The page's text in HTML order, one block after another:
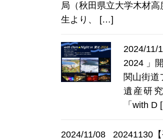
局（秋田県立大学木材
生より、 […]
2024/11/
2024 」
関山街道
遺産研
「with D
2024/11/08
20241130